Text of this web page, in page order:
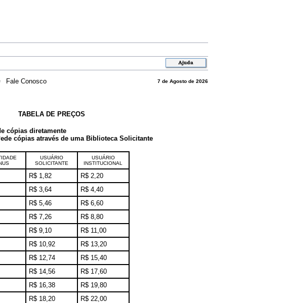
Fale Conosco 7 de Agosto de 2026
TABELA DE PREÇOS
cópias diretamente
cópias através de uma Biblioteca Solicitante
USUÁRIO
SOLICITANTE
USUÁRIO
INSTITUCIONAL
R$ 1,82
R$ 2,20
R$ 3,64
R$ 4,40
R$ 5,46
R$ 6,60
R$ 7,26
R$ 8,80
R$ 9,10
R$ 11,00
R$ 10,92
R$ 13,20
R$ 12,74
R$ 15,40
R$ 14,56
R$ 17,60
R$ 16,38
R$ 19,80
R$ 18,20
R$ 22,00